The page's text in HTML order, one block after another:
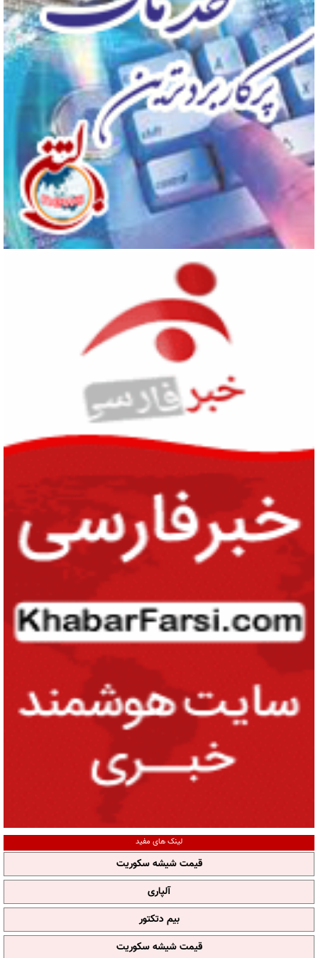
لینک های مفید
قیمت شیشه سکوریت
آلپاری
بیم دتکتور
قیمت شیشه سکوریت